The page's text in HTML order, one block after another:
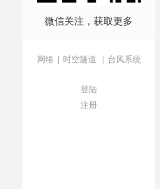
微信关注，获取更多
网络 | 时空隧道 | 台风系统
登陆
注册